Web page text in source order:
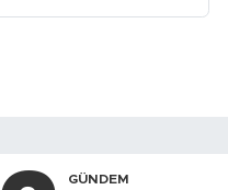
GÜNDEM